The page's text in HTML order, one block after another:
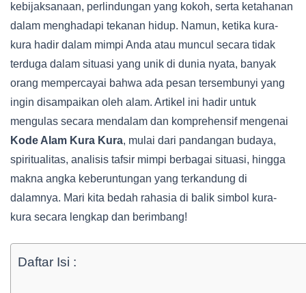
kebijaksanaan, perlindungan yang kokoh, serta ketahanan
dalam menghadapi tekanan hidup. Namun, ketika kura-
kura hadir dalam mimpi Anda atau muncul secara tidak
terduga dalam situasi yang unik di dunia nyata, banyak
orang mempercayai bahwa ada pesan tersembunyi yang
ingin disampaikan oleh alam. Artikel ini hadir untuk
mengulas secara mendalam dan komprehensif mengenai
Kode Alam Kura Kura, mulai dari pandangan budaya,
spiritualitas, analisis tafsir mimpi berbagai situasi, hingga
makna angka keberuntungan yang terkandung di
dalamnya. Mari kita bedah rahasia di balik simbol kura-
kura secara lengkap dan berimbang!
Daftar Isi :